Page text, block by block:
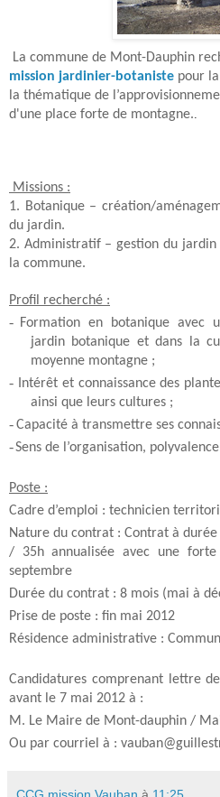
La commune de Mont-Dauphin
mission jardinier-botaniste pour
la thématique de
d'une place forte de montagne.
Missions :
1. Botanique – création/
du jardin.
2. Administratif – gestion du
la commune.
Profil recherché :
- Formation en botanique avec
jardin botanique et dans la
moyenne montagne ;
-
Intérêt et connaissance des
ainsi que leurs cultures ;
-Capacité à transmettre ses
-Sens de l’organisation,
Poste :
Cadre d’emploi : technicien
Nature du contrat : Contrat à
/ 35h annualisée avec une
septembre
Durée du contrat : 8 mois (mai à
Prise de poste : fin mai 2012
Résidence administrative :
Candidatures comprenant lettre
avant le 7 mai 2012 à :
M. Le Maire de Mont-dauphin /
Ou par courriel à :
CCG mission Vauban à 11:25